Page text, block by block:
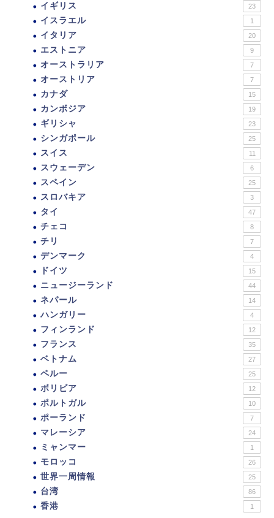
イギリス 23
イスラエル 1
イタリア 20
エストニア 9
オーストラリア 7
オーストリア 7
カナダ 15
カンボジア 19
ギリシャ 23
シンガポール 25
スイス 11
スウェーデン 6
スペイン 25
スロバキア 3
タイ 47
チェコ 8
チリ 7
デンマーク 4
ドイツ 15
ニュージーランド 44
ネパール 14
ハンガリー 4
フィンランド 12
フランス 35
ベトナム 27
ペルー 25
ボリビア 12
ポルトガル 10
ポーランド 7
マレーシア 24
ミャンマー 1
モロッコ 26
世界一周情報 25
台湾 86
香港 1